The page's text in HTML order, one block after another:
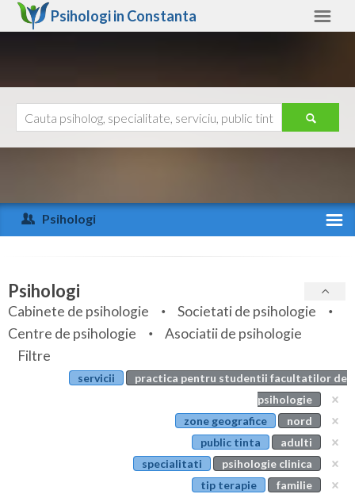
Psihologi in Constanta
Arad
Arges
Bihor
Bistrita-Nasaud
Botosani
Ajutor
Psihologi
Specialitati
Servicii
Articole
Evenimente
Psihologi
Cabinete de psihologie
Societati de psihologie
Centre de psihologie
Asociatii de psihologie
Filtre
servicii
practica pentru studentii facultatilor de
psihologie
zone geografice
nord
public tinta
adulti
specialitati
psihologie clinica
tip terapie
familie